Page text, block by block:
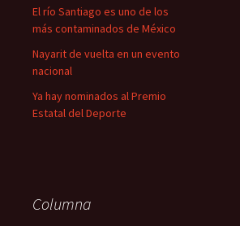
El río Santiago es uno de los
más contaminados de México
Nayarit de vuelta en un evento
nacional
Ya hay nominados al Premio
Estatal del Deporte
Columna